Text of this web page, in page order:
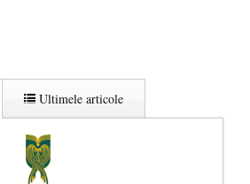
Ultimele articole